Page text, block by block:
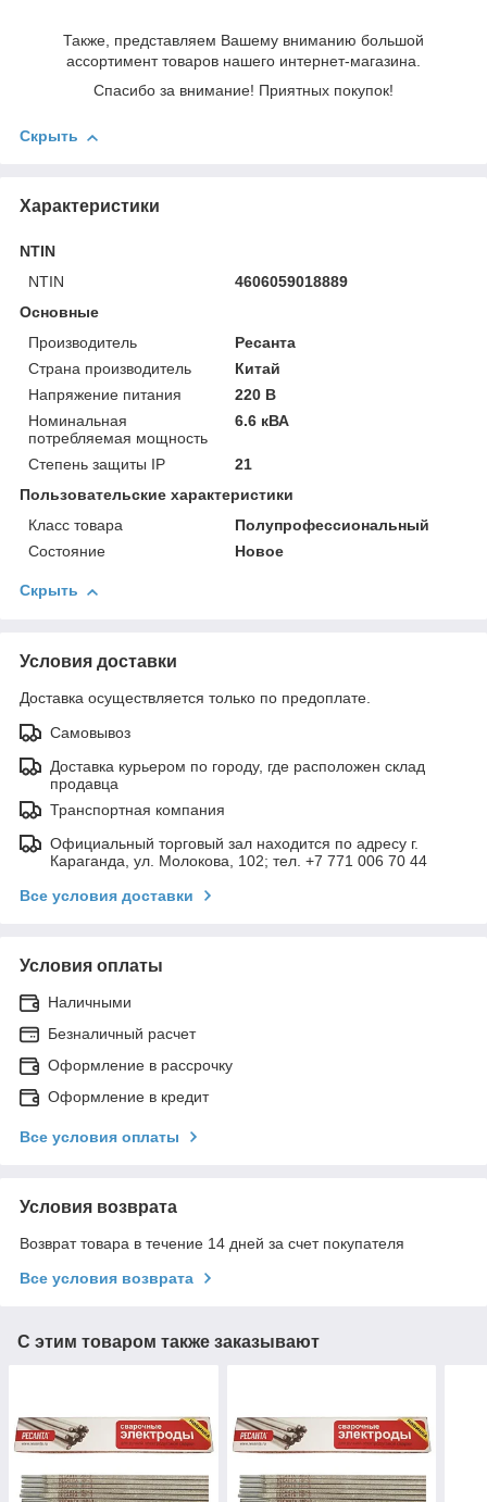
Также, представляем Вашему вниманию большой
ассортимент товаров нашего интернет-магазина.
Спасибо за внимание! Приятных покупок!
Скрыть
Характеристики
NTIN
NTIN
4606059018889
Основные
Производитель
Ресанта
Страна производитель
Китай
Напряжение питания
220 В
Номинальная
потребляемая мощность
6.6 кВА
Степень защиты IP
21
Пользовательские характеристики
Класс товара
Полупрофессиональный
Состояние
Новое
Скрыть
Условия доставки
Доставка осуществляется только по предоплате.
Самовывоз
Доставка курьером по городу, где расположен склад
продавца
Транспортная компания
Официальный торговый зал находится по адресу г.
Караганда, ул. Молокова, 102; тел. +7 771 006 70 44
Все условия доставки
Условия оплаты
Наличными
Безналичный расчет
Оформление в рассрочку
Оформление в кредит
Все условия оплаты
Условия возврата
Возврат товара в течение 14 дней за счет покупателя
Все условия возврата
С этим товаром также заказывают